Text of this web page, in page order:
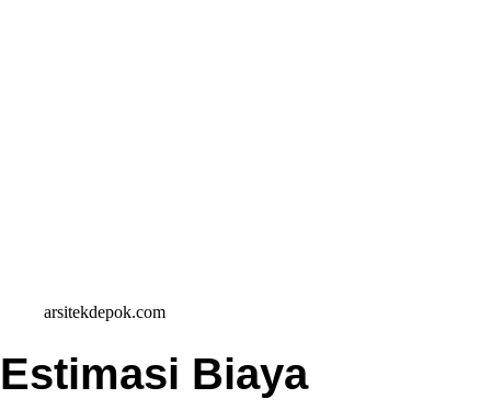
arsitekdepok.com
Estimasi Biaya